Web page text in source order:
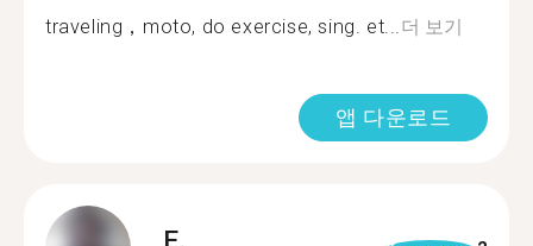
traveling，moto, do exercise, sing. et...더 보기
앱 다운로드
E.